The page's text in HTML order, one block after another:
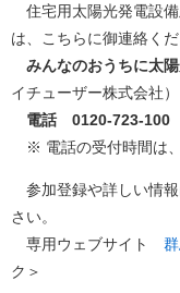
住宅用太陽光発電設
は、こちらに御連絡くだ
みんなのおうちに太
イチューザー株式会社）
電話 0120-723-100
※ 電話の受付時間は、
参加登録や詳しい情
さい。
専用ウェブサイト
ク＞